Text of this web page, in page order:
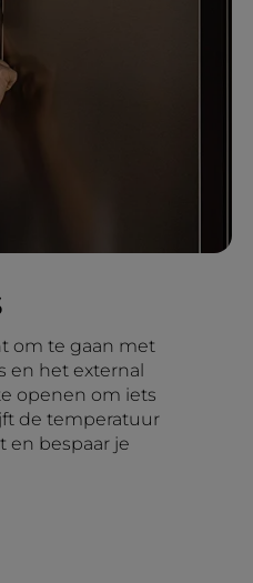
om te gaan met
en het external
openen om iets
de temperatuur
en bespaar je